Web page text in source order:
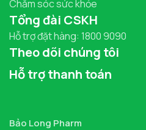
Chăm sóc sức khỏe
Tổng đài CSKH
Hỗ trợ đặt hàng: 1800 9090
Theo dõi chúng tôi
Hỗ trợ thanh toán
Bảo Long Pharm